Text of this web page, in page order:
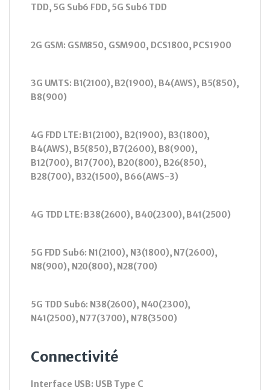
TDD, 5G Sub6 FDD, 5G Sub6 TDD
2G GSM: GSM850, GSM900, DCS1800, PCS1900
3G UMTS: B1(2100), B2(1900), B4(AWS), B5(850),
B8(900)
4G FDD LTE: B1(2100), B2(1900), B3(1800),
B4(AWS), B5(850), B7(2600), B8(900),
B12(700), B17(700), B20(800), B26(850),
B28(700), B32(1500), B66(AWS-3)
4G TDD LTE: B38(2600), B40(2300), B41(2500)
5G FDD Sub6: N1(2100), N3(1800), N7(2600),
N8(900), N20(800), N28(700)
5G TDD Sub6: N38(2600), N40(2300),
N41(2500), N77(3700), N78(3500)
Connectivité
Interface USB: USB Type C